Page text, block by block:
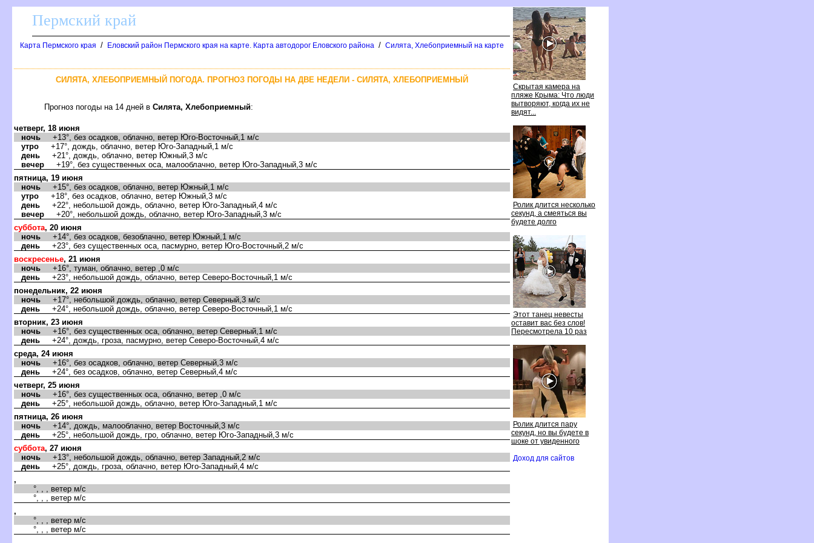
Скрытая камера на
пляже Крыма: Что люди
ытворяют, когда их не
идят...
Ролик длится несколько
секунд, а смеяться вы
удете долго
Этот танец невесты
оставит вас без слов!
Пересмотрела 10 раз
Ролик длится пару
секунд, но вы будете
шоке от увиденного
Доход для сайто
Пермский край
Карта Пермского края / Еловский район Пермского края на карте. Карта автодорог Еловского района / Силята, Хлебоприемный на карте
СИЛЯТА, ХЛЕБОПРИЕМНЫЙ ПОГОДА. ПРОГНОЗ ПОГОДЫ НА ДВЕ НЕДЕЛИ - СИЛЯТА, ХЛЕБОПРИЕМНЫЙ
Прогноз погоды на 14 дней Силята, Хлебоприемный:
четверг, 18 июня
ночь +13°, без осадков, облачно, ветер Юго-Восточный,1 м/с
утро +17°, дождь, облачно, ветер Юго-Западный,1 м/с
день +21°, дождь, облачно, ветер Южный,3 м/с
ечер +19°, без существенных оса, малооблачно, ветер Юго-Западный,3 м/с
пятница, 19 июня
ночь +15°, без осадков, облачно, ветер Южный,1 м/с
утро +18°, без осадков, облачно, ветер Южный,3 м/с
день +22°, небольшой дождь, облачно, ветер Юго-Западный,4 м/с
ечер +20°, небольшой дождь, облачно, ветер Юго-Западный,3 м/с
суббота, 20 июня
ночь +14°, без осадков, безоблачно, ветер Южный,1 м/с
день +23°, без существенных оса, пасмурно, ветер Юго-Восточный,2 м/с
оскресенье, 21 июня
ночь +16°, туман, облачно, ветер ,0 м/с
день +23°, небольшой дождь, облачно, ветер Северо-Восточный,1 м/с
понедельник, 22 июня
ночь +17°, небольшой дождь, облачно, ветер Северный,3 м/с
день +24°, небольшой дождь, облачно, ветер Северо-Восточный,1 м/с
торник, 23 июня
ночь +16°, без существенных оса, облачно, ветер Северный,1 м/с
день +24°, дождь, гроза, пасмурно, ветер Северо-Восточный,4 м/с
среда, 24 июня
ночь +16°, без осадков, облачно, ветер Северный,3 м/с
день +24°, без осадков, облачно, ветер Северный,4 м/с
четверг, 25 июня
ночь +16°, без существенных оса, облачно, ветер ,0 м/с
день +25°, небольшой дождь, облачно, ветер Юго-Западный,1 м/с
пятница, 26 июня
ночь +14°, дождь, малооблачно, ветер Восточный,3 м/с
день +25°, небольшой дождь, гро, облачно, ветер Юго-Западный,3 м/с
суббота, 27 июня
ночь +13°, небольшой дождь, облачно, ветер Западный,2 м/с
день +25°, дождь, гроза, облачно, ветер Юго-Западный,4 м/с
,
°, , , ветер м/с
°, , , ветер м/с
,
°, , , ветер м/с
°, , , ветер м/с